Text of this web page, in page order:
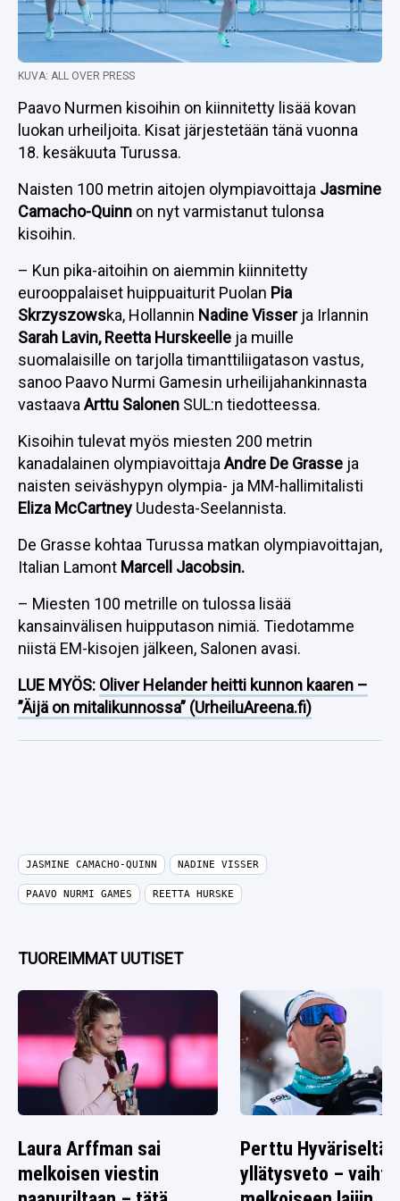
KUVA: ALL OVER PRESS
Paavo Nurmen kisoihin on kiinnitetty lisää kovan
luokan urheiljoita. Kisat järjestetään tänä vuonna
18. kesäkuuta Turussa.
Naisten 100 metrin aitojen olympiavoittaja Jasmine
Camacho-Quinn on nyt varmistanut tulonsa
kisoihin.
– Kun pika-aitoihin on aiemmin kiinnitetty
eurooppalaiset huippuaiturit Puolan Pia
Skrzyszowska, Hollannin Nadine Visserja Irlannin
Sarah Lavin, Reetta Hurskeelle ja muille
suomalaisille on tarjolla timanttiliigatason vastus,
sanoo Paavo Nurmi Gamesin urheilijahankinnasta
vastaava Arttu Salonen SUL:n tiedotteessa.
Kisoihin tulevat myös miesten 200 metrin
kanadalainen olympiavoittaja Andre De Grasse ja
naisten seiväshypyn olympia- ja MM-hallimitalisti
Eliza McCartney Uudesta-Seelannista.
De Grasse kohtaa Turussa matkan olympiavoittajan,
Italian Lamont Marcell Jacobsin.
– Miesten 100 metrille on tulossa lisää
kansainvälisen huipputason nimiä. Tiedotamme
niistä EM-kisojen jälkeen, Salonen avasi.
LUE MYÖS: Oliver Helander heitti kunnon kaaren –
”Äijä on mitalikunnossa” (UrheiluAreena.fi)
JASMINE CAMACHO-QUINN NADINE VISSER
PAAVO NURMI GAMES REETTA HURSKE
TUOREIMMAT UUTISET
Laura Arffman sai
melkoisen viestin
Perttu Hyväriseltä
yllätysveto –